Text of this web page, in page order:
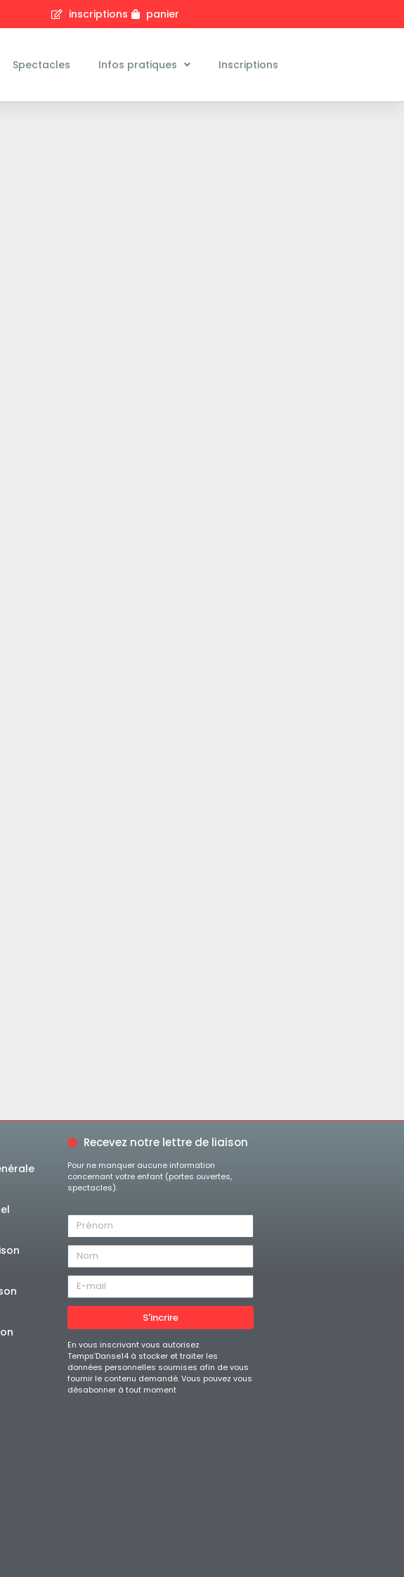
inscriptions panier
Spectacles Infos pratiques Inscriptions
Recevez notre lettre de liaison
Pour ne manquer aucune information
concernant votre enfant (portes ouvertes,
spectacles).
S'incrire
En vous inscrivant vous autorisez
Temps’Danse14 à stocker et traiter les
données personnelles soumises afin de vous
fournir le contenu demandé. Vous pouvez vous
désabonner à tout moment